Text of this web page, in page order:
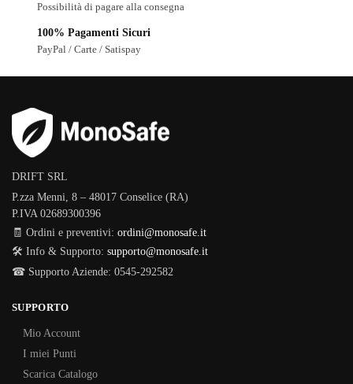
Possibilità di pagare alla consegna
100% Pagamenti Sicuri
PayPal / Carte / Satispay
DRIFT SRL
P.zza Menni, 8 – 48017 Conselice (RA)
P.IVA 02689300396
🧾 Ordini e preventivi: ordini@monosafe.it
🛠️ Info & Supporto: supporto@monosafe.it
☎ Supporto Aziende: 0545-292582
SUPPORTO
Mio Account
I miei Punti
Scarica Catalogo